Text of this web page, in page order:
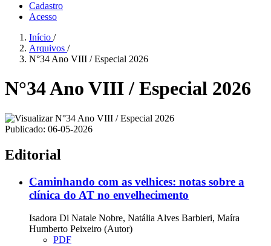
Cadastro
Acesso
Início /
Arquivos /
N°34 Ano VIII / Especial 2026
N°34 Ano VIII / Especial 2026
Publicado: 06-05-2026
Editorial
Caminhando com as velhices: notas sobre a
clínica do AT no envelhecimento
Isadora Di Natale Nobre, Natália Alves Barbieri, Maíra
Humberto Peixeiro (Autor)
PDF